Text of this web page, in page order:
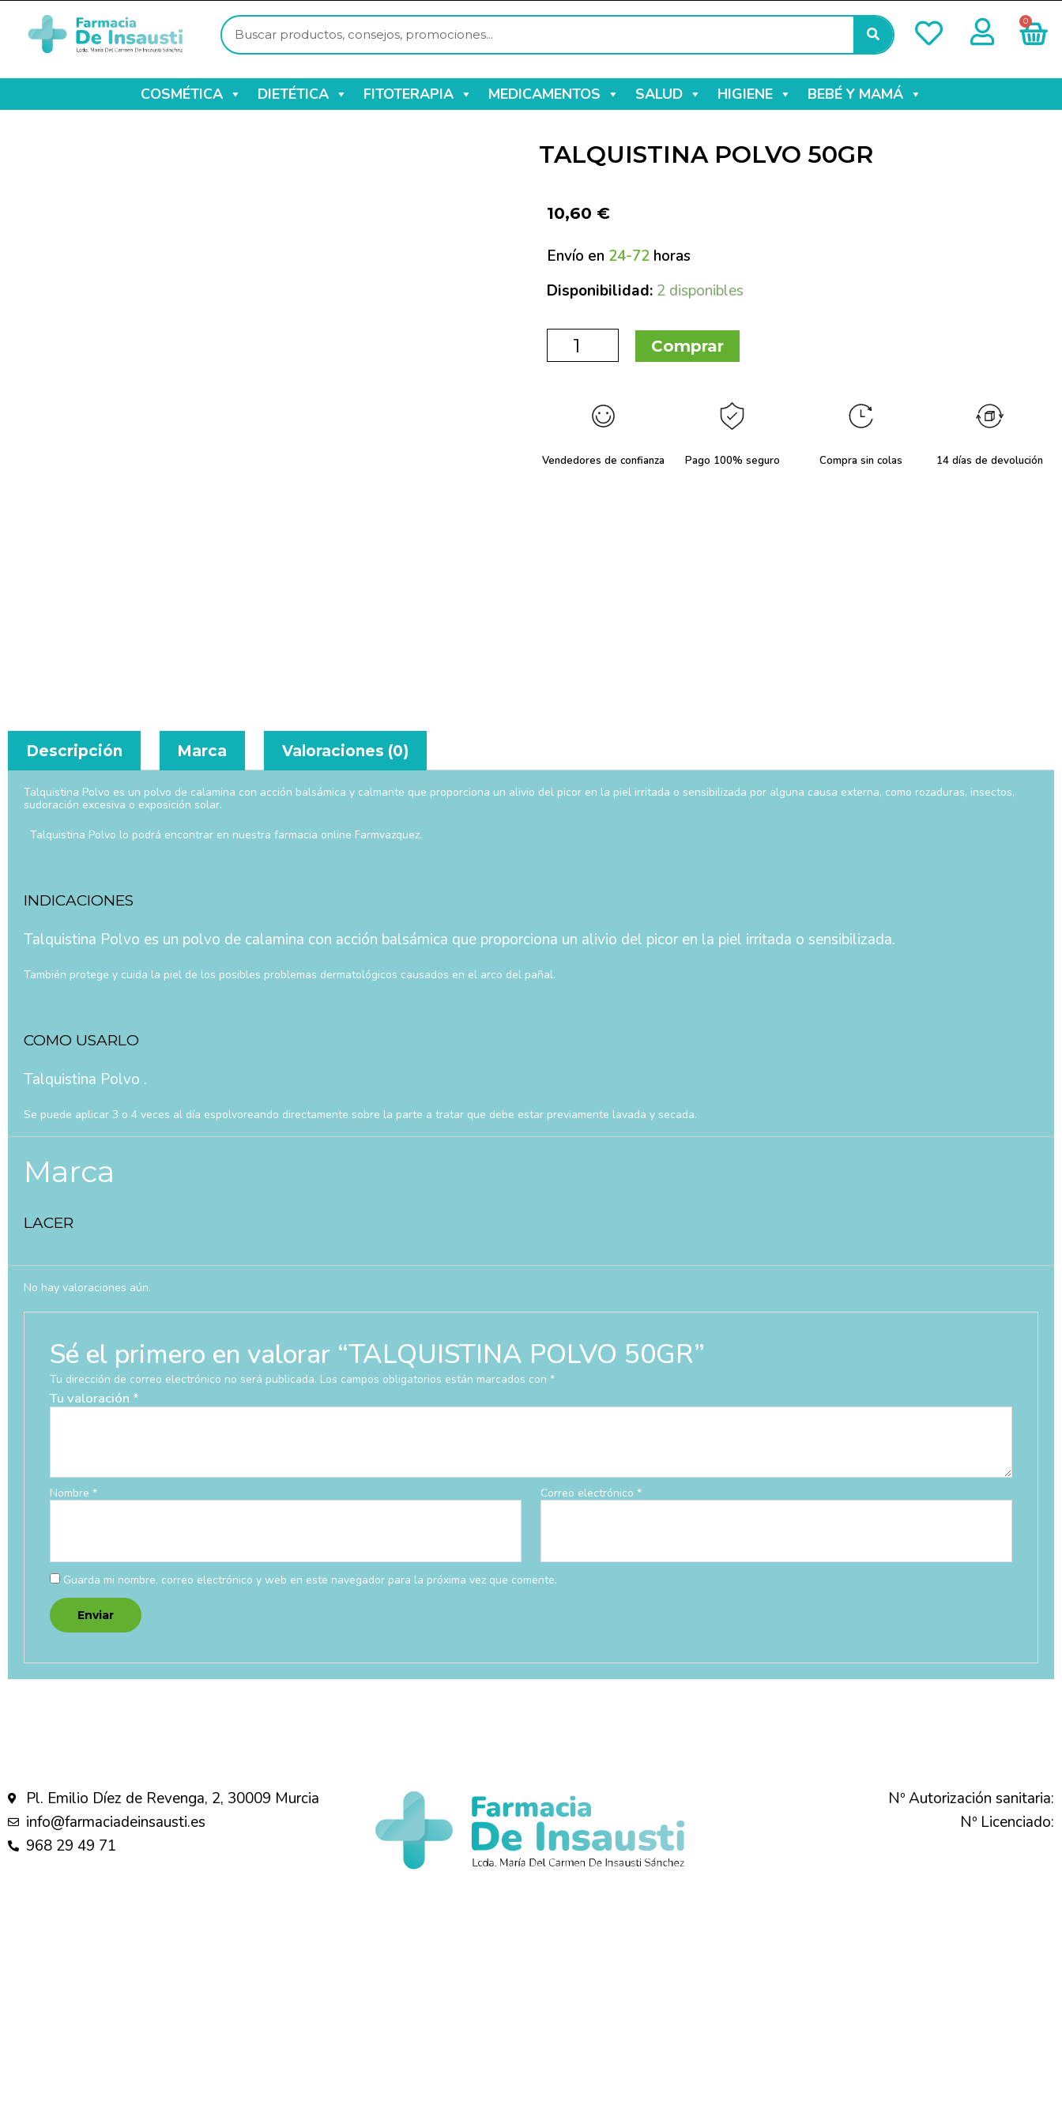
0
COSMÉTICA DIETÉTICA FITOTERAPIA MEDICAMENTOS SALUD HIGIENE BEBÉ Y MAMÁ
TALQUISTINA POLVO 50GR
10,60 €
Envío en 24-72 horas
Disponibilidad: 2 disponibles
Comprar
Vendedores de confianza Pago 100% seguro Compra sin colas 14 días de devolución
Descripción Marca Valoraciones (0)
Talquistina Polvo es un polvo de calamina con acción balsámica y calmante que proporciona un alivio del picor en la piel irritada o sensibilizada por alguna causa externa, como rozaduras, insectos,
sudoración excesiva o exposición solar.
Talquistina Polvo lo podrá encontrar en nuestra farmacia online Farmvazquez.
INDICACIONES
Talquistina Polvo es un polvo de calamina con acción balsámica que proporciona un alivio del picor en la piel irritada o sensibilizada.
También protege y cuida la piel de los posibles problemas dermatológicos causados en el arco del pañal.
COMO USARLO
Talquistina Polvo .
Se puede aplicar 3 o 4 veces al día espolvoreando directamente sobre la parte a tratar que debe estar previamente lavada y secada.
Marca
LACER
No hay valoraciones aún.
Sé el primero en valorar “TALQUISTINA POLVO 50GR”
Tu dirección de correo electrónico no será publicada. Los campos obligatorios están marcados con *
Tu valoración *
Nombre * Correo electrónico*
Guarda mi nombre, correo electrónico y web en este navegador para la próxima vez que comente.
Pl. Emilio Díez de Revenga, 2, 30009 Murcia
info@farmaciadeinsausti.es
968 29 49 71
Nº Autorización sanitaria:
Nº Licenciado: